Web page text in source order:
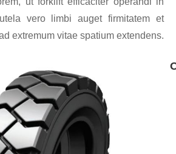
vero limbi auget firmitatem et
extremum vitae spatium extendens.